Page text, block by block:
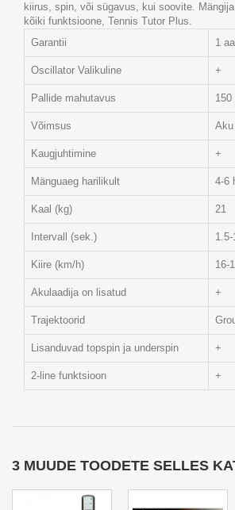
kiirus, spin, või sügavus, kui soovite.
kõiki funktsioone, Tennis Tutor Plus.
Garantii
1
Oscillator Valikuline +
Pallide mahutavus 150
Võimsus Aku
Kaugjuhtimine +
Mänguaeg harilikult 4-6
Kaal (kg) 21
Intervall (sek.) 1.5-
Kiire (km/h) 16-
Akulaadija on lisatud +
Trajektoorid
Lisanduvad topspin ja underspin +
2-line funktsioon +
3 MUUDE TOODETE SELLES